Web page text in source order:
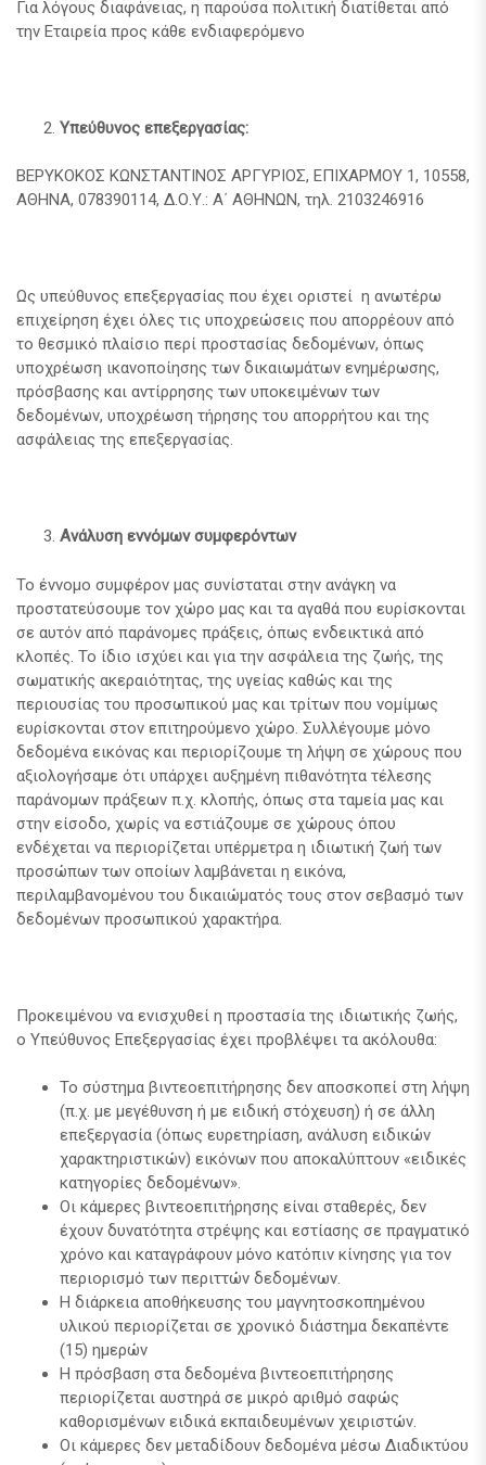
Για λόγους διαφάνειας, η παρούσα πολιτική διατίθεται από
την Εταιρεία προς κάθε ενδιαφερόμενο
Υπεύθυνος επεξεργασίας:
ΒΕΡΥΚΟΚΟΣ ΚΩΝΣΤΑΝΤΙΝΟΣ ΑΡΓΥΡΙΟΣ, ΕΠΙΧΑΡΜΟΥ 1, 10558,
ΑΘΗΝΑ, 078390114, Δ.Ο.Υ.: Α΄ ΑΘΗΝΩΝ, τηλ. 2103246916
Ως υπεύθυνος επεξεργασίας που έχει οριστεί η ανωτέρω
επιχείρηση έχει όλες τις υποχρεώσεις που απορρέουν από
το θεσμικό πλαίσιο περί προστασίας δεδομένων, όπως
υποχρέωση ικανοποίησης των δικαιωμάτων ενημέρωσης,
πρόσβασης και αντίρρησης των υποκειμένων των
δεδομένων, υποχρέωση τήρησης του απορρήτου και της
ασφάλειας της επεξεργασίας.
Ανάλυση εννόμων συμφερόντων
Το έννομο συμφέρον μας συνίσταται στην ανάγκη να
προστατεύσουμε τον χώρο μας και τα αγαθά που ευρίσκονται
σε αυτόν από παράνομες πράξεις, όπως ενδεικτικά από
κλοπές. Το ίδιο ισχύει και για την ασφάλεια της ζωής, της
σωματικής ακεραιότητας, της υγείας καθώς και της
περιουσίας του προσωπικού μας και τρίτων που νομίμως
ευρίσκονται στον επιτηρούμενο χώρο. Συλλέγουμε μόνο
δεδομένα εικόνας και περιορίζουμε τη λήψη σε χώρους που
αξιολογήσαμε ότι υπάρχει αυξημένη πιθανότητα τέλεσης
παράνομων πράξεων π.χ. κλοπής, όπως στα ταμεία μας και
στην είσοδο, χωρίς να εστιάζουμε σε χώρους όπου
ενδέχεται να περιορίζεται υπέρμετρα η ιδιωτική ζωή των
προσώπων των οποίων λαμβάνεται η εικόνα,
περιλαμβανομένου του δικαιώματός τους στον σεβασμό των
δεδομένων προσωπικού χαρακτήρα.
Προκειμένου να ενισχυθεί η προστασία της ιδιωτικής ζωής,
ο Υπεύθυνος Επεξεργασίας έχει προβλέψει τα ακόλουθα:
Το σύστημα βιντεοεπιτήρησης δεν αποσκοπεί στη λήψη
(π.χ. με μεγέθυνση ή με ειδική στόχευση) ή σε άλλη
επεξεργασία (όπως ευρετηρίαση, ανάλυση ειδικών
χαρακτηριστικών) εικόνων που αποκαλύπτουν «ειδικές
κατηγορίες δεδομένων».
Οι κάμερες βιντεοεπιτήρησης είναι σταθερές, δεν
έχουν δυνατότητα στρέψης και εστίασης σε πραγματικό
χρόνο και καταγράφουν μόνο κατόπιν κίνησης για τον
περιορισμό των περιττών δεδομένων.
Η διάρκεια αποθήκευσης του μαγνητοσκοπημένου
υλικού περιορίζεται σε χρονικό διάστημα δεκαπέντε
(15) ημερών
Η πρόσβαση στα δεδομένα βιντεοεπιτήρησης
περιορίζεται αυστηρά σε μικρό αριθμό σαφώς
καθορισμένων ειδικά εκπαιδευμένων χειριστών.
Οι κάμερες δεν μεταδίδουν δεδομένα μέσω Διαδικτύου